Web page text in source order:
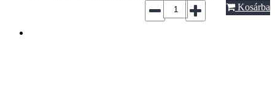
Kosárba